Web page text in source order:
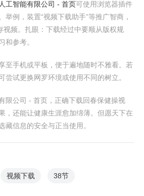
工智能有限公司 - 首页可使用浏览器插件
举例，装置“视频下载助手”等推广智商，
视频。扎眼：下载经过中要顺从版权规
和参考。
至手机或平板，便于遍地随时不雅看。若
尝试更换网罗环境或使用不同的树立。
限公司 - 首页，正确下载回春保健操视
，还能让健康生涯愈加绵薄。但愿天下在
藏信息的安全与正当使用。
视频下载 38节